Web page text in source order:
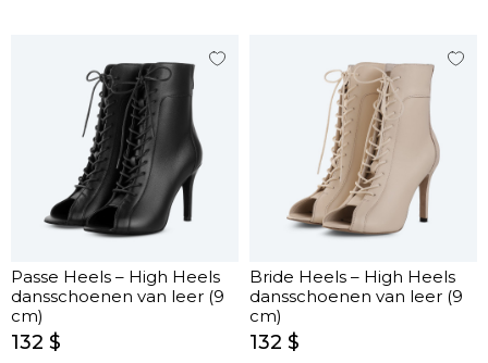
Passe Heels – High Heels
dansschoenen van leer (9
cm)
132 $
Bride Heels – High Heels
dansschoenen van leer (9
cm)
132 $